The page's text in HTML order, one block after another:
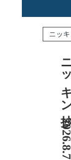
ニッ
ニッキ